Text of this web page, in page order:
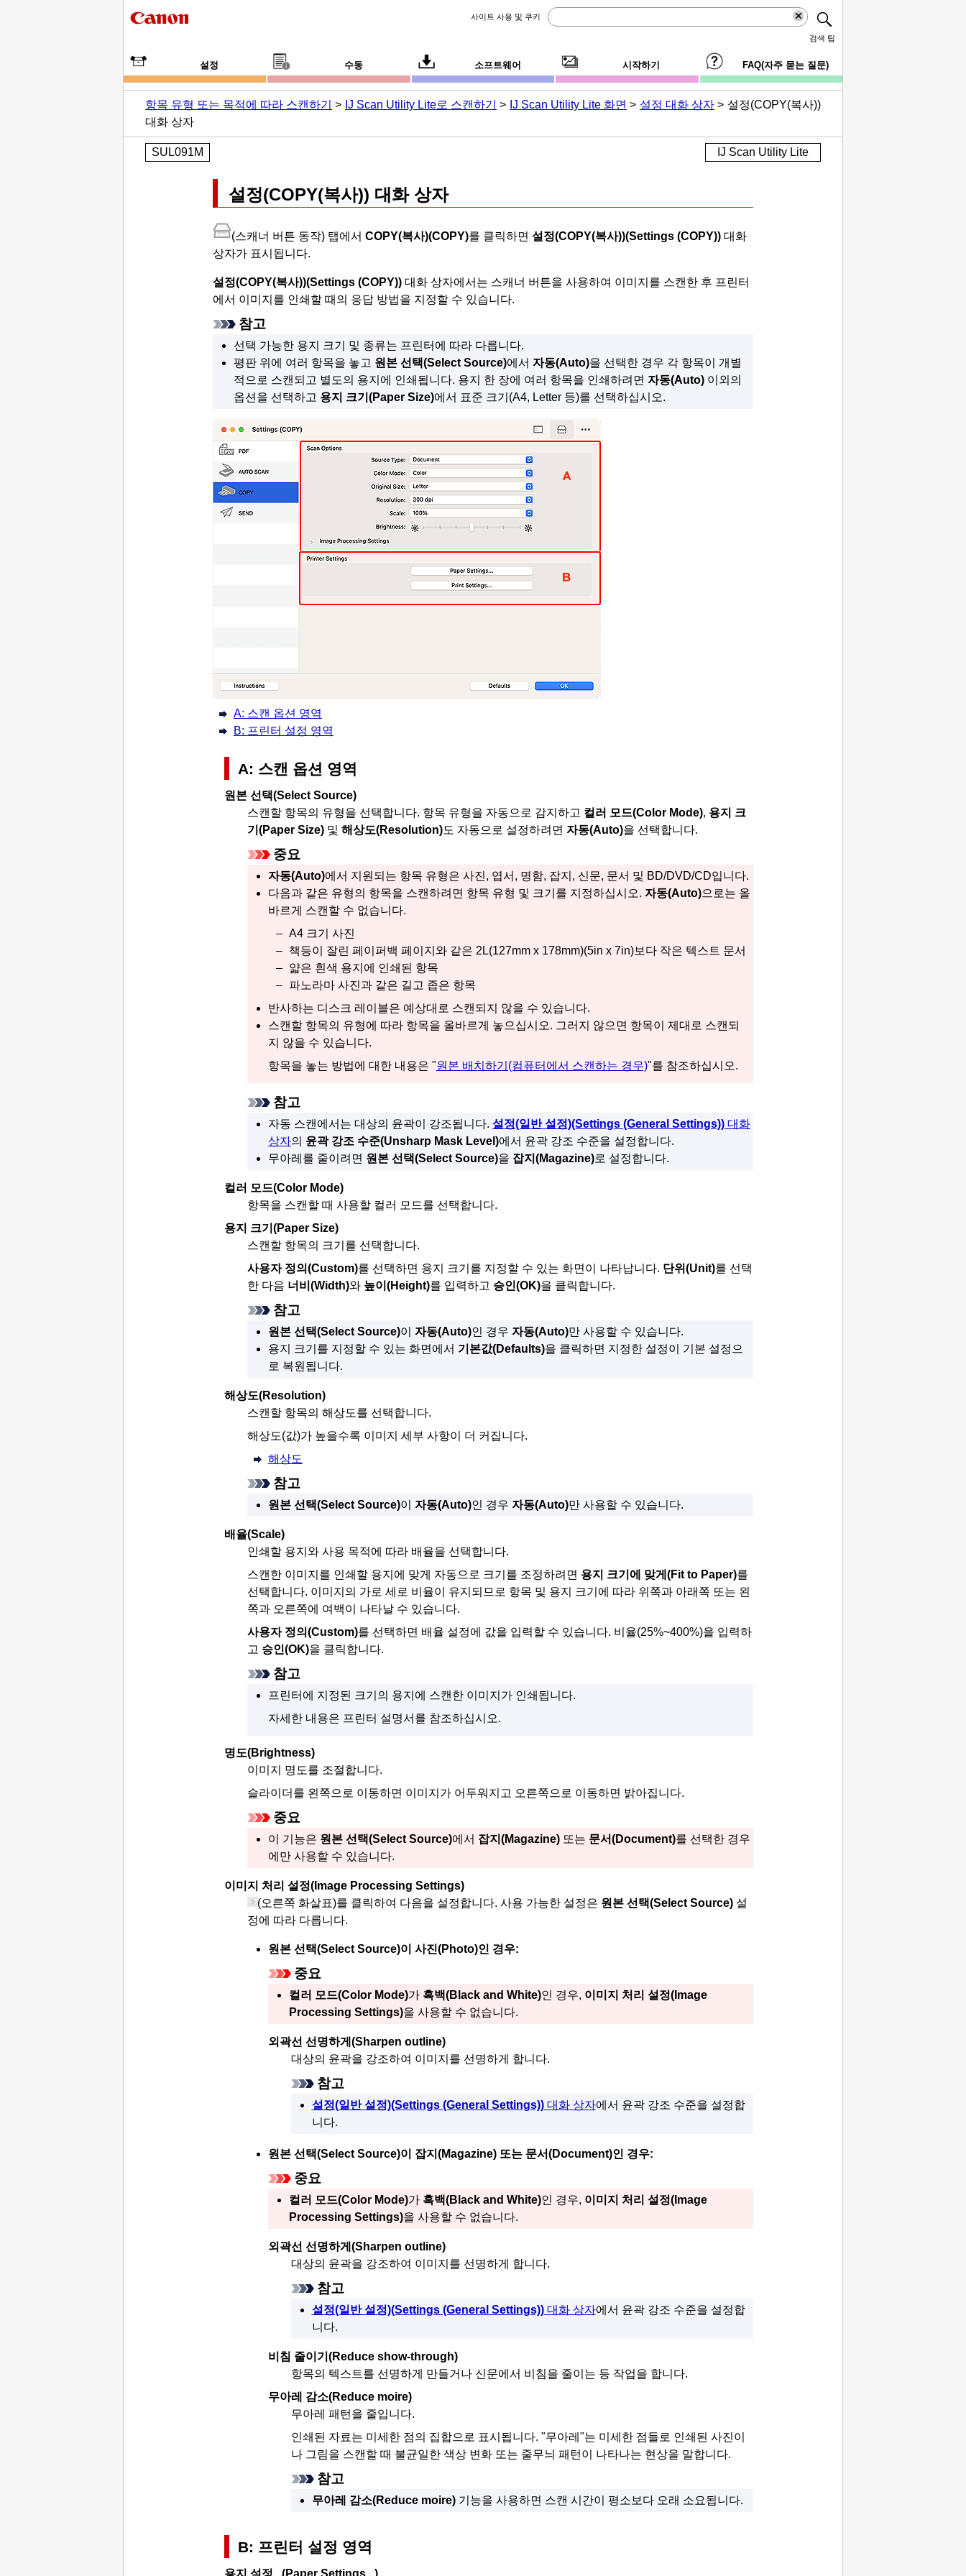
사이트 사용 및 쿠키
검색 팁
설정 수동 소프트웨어 시작하기 FAQ(자주 묻는 질문)
항목 유형 또는 목적에 따라 스캔하기 IJ Scan Utility Lite로 스캔하기 IJ Scan Utility Lite 화면 설정 대화 상자
설정(COPY(복사))
대화 상자
SUL091M IJ Scan Utility Lite
설정(COPY(복사)) 대화 상자
(스캐너 버튼 동작) 탭에서 COPY(복사)(COPY)를 클릭하면 설정(COPY(복사))(Settings (COPY)) 대화
상자가 표시됩니다.
설정(COPY(복사))(Settings (COPY)) 대화 상자에서는 스캐너 버튼을 사용하여 이미지를 스캔한 후 프린터
에서 이미지를 인쇄할 때의 응답 방법을 지정할 수 있습니다.
참고
선택 가능한 용지 크기 및 종류는 프린터 에 따라 다릅니다.
평판 위에 여러 항목을 놓고 원본 선택(Select Source)에서 자동(Auto)을 선택한 경우 각 항목이 개별
적으로 스캔되고 별도의 용지에 인쇄됩니다. 용지 한 장에 여러 항목을 인쇄하려면 자동(Auto)이외의
옵션을 선택하고 용지 크기 (Paper Size)에서 표준 크기(A4, Letter 등)를 선택하십시오.
A: 스캔 옵션 영역
B: 프린터 설정 영역
A: 스캔 옵션 영역
원본 선택(Select Source)
스캔할 항목의 유형을 선택합니다. 항목 유형을 자동으로 감지하고 컬러 모드(Color Mode), 용지 크
기 (Paper Size) 및 해상도(Resolution)도 자동으로 설정하려면 자동(Auto)을 선택합니다.
중요
자동(Auto)에서 지원되는 항목 유형은 사진, 엽서, 명함, 잡지, 신문, 문서 및 BD/DVD/CD입니다.
다음과 같은 유형의 항목을 스캔하려면 항목 유형 및 크기를 지정하십시오. 자동(Auto)으로는 올
바르게 스캔할 수 없습니다.
A4 크기 사진
책등이 잘린 페이퍼백 페이지와 같은 2L(127mm x 178mm)(5in x 7in)보다 작은 텍스트 문서
얇은 흰색 용지에 인쇄된 항목
파노라마 사진과 같은 길고 좁은 항목
반사하는 디스크 레이블은 예상대로 스캔되지 않을 수 있습니다.
스캔할 항목의 유형에 따라 항목을 올바르게 놓으십시오. 그러지 않으면 항목이 제대로 스캔되
지 않을 수 있습니다.
항목을 놓는 방법에 대한 내용은 "원본 배치하기(컴퓨터에서 스캔하는 경우)"를 참조하십시오.
참고
자동 스캔에서는 대상의 윤곽이 강조됩니다. 설정(일반 설정)(Settings (General Settings))대화
상자의 윤곽 강조 수준(Unsharp Mask Level)에서 윤곽 강조 수준을 설정합니다.
무아레를 줄이려면 원본 선택(Select Source)을 잡지 (Magazine)로 설정합니다.
컬러 모드(Color Mode)
항목을 스캔할 때 사용할 컬러 모드를 선택합니다.
용지 크기 (Paper Size)
스캔할 항목의 크기를 선택합니다.
사용자 정의 (Custom)를 선택하면 용지 크기를 지정할 수 있는 화면이 나타납니다. 단위 (Unit)를 선택
한 다음 너비 (Width)와 높이 (Height)를 입력하고 승인(OK)을 클릭합니다.
참고
원본 선택(Select Source)이 자동(Auto)인 경우 자동(Auto)만 사용할 수 있습니다.
용지 크기를 지정할 수 있는 화면에서 기본값(Defaults)을 클릭하면 지정한 설정이 기본 설정으
로 복원됩니다.
해상도(Resolution)
스캔할 항목의 해상도를 선택합니다.
해상도(값)가 높을수록 이미지 세부 사항이 더 커집니다.
해상도
참고
원본 선택(Select Source)이 자동(Auto)인 경우 자동(Auto)만 사용할 수 있습니다.
배율(Scale)
인쇄할 용지와 사용 목적에 따라 배율을 선택합니다.
스캔한 이미지를 인쇄할 용지에 맞게 자동으로 크기를 조정하려면 용지 크기에 맞게 (Fit to Paper)를
선택합니다. 이미지의 가로 세로 비율이 유지되므로 항목 및 용지 크기에 따라 위쪽과 아래쪽 또는 왼
쪽과 오른쪽에 여백이 나타날 수 있습니다.
사용자 정의 (Custom)를 선택하면 배율 설정에 값을 입력할 수 있습니다. 비율(25%~400%)을 입력하
고 승인(OK)을 클릭합니다.
참고
프린터 에 지정된 크기의 용지에 스캔한 이미지가 인쇄됩니다.
자세한 내용은 프린터 설명서를 참조하십시오.
명도(Brightness)
이미지 명도를 조절합니다.
슬라이더를 왼쪽으로 이동하면 이미지가 어두워지고 오른쪽으로 이동하면 밝아집니다.
중요
이 기능은 원본 선택(Select Source)에서 잡지 (Magazine)또는 문서(Document)를 선택한 경우
에만 사용할 수 있습니다.
이미지 처리 설정(Image Processing Settings)
(오른쪽 화살표)를 클릭하여 다음을 설정합니다. 사용 가능한 설정은 원본 선택(Select Source) 설
정에 따라 다릅니다.
원본 선택(Select Source)이 사진(Photo)인 경우:
중요
컬러 모드(Color Mode)가 흑백(Black and White)인 경우, 이미지 처리 설정(Image
Processing Settings)을 사용할 수 없습니다.
외곽선 선명하게 (Sharpen outline)
대상의 윤곽을 강조하여 이미지를 선명하게 합니다.
참고
설정(일반 설정)(Settings (General Settings))대화 상자에서 윤곽 강조 수준을 설정합
니다.
원본 선택(Select Source)이 잡지 (Magazine)또는 문서(Document)인 경우:
중요
컬러 모드(Color Mode)가 흑백(Black and White)인 경우, 이미지 처리 설정(Image
Processing Settings)을 사용할 수 없습니다.
외곽선 선명하게 (Sharpen outline)
대상의 윤곽을 강조하여 이미지를 선명하게 합니다.
참고
설정(일반 설정)(Settings (General Settings))대화 상자에서 윤곽 강조 수준을 설정합
니다.
비침 줄이기 (Reduce show-through)
항목의 텍스트를 선명하게 만들거나 신문에서 비침을 줄이는 등 작업을 합니다.
무아레 감소(Reduce moire)
무아레 패턴을 줄입니다.
인쇄된 자료는 미세한 점의 집합으로 표시됩니다. "무아레"는 미세한 점들로 인쇄된 사진이
나 그림을 스캔할 때 불균일한 색상 변화 또는 줄무늬 패턴이 나타나는 현상을 말합니다.
참고
무아레 감소(Reduce moire)기능을 사용하면 스캔 시간이 평소보다 오래 소요됩니다.
B: 프린터 설정 영역
용지 설정... (Paper Settings...)